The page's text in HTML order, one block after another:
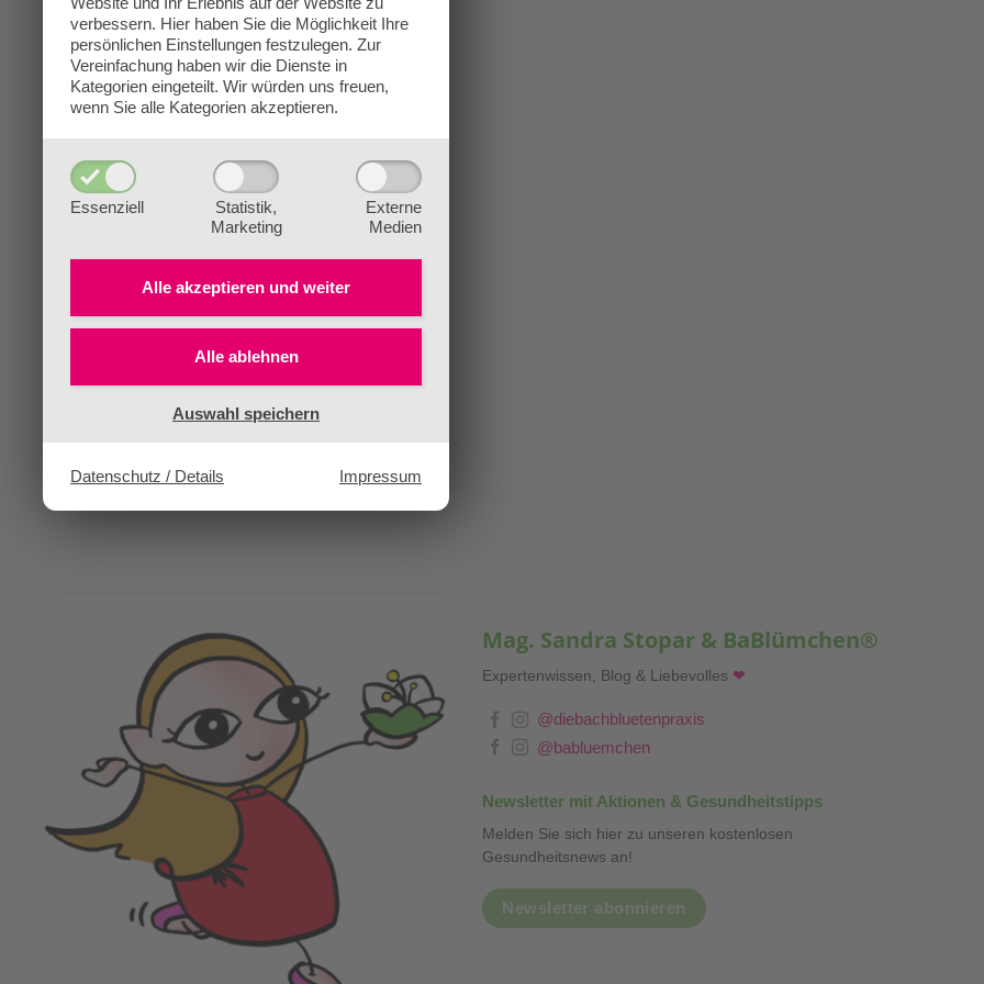
verbessern. Hier haben Sie die Möglichkeit Ihre
persönlichen Einstellungen festzulegen. Zur
Vereinfachung haben wir die Dienste in
Kategorien eingeteilt. Wir würden uns freuen,
wenn Sie alle Kategorien akzeptieren.
Essenziell
Statistik,
Marketing
Externe
Medien
Alle akzeptieren und weiter
Alle ablehnen
Auswahl speichern
Datenschutz / Details Impressum
Mag. Sandra Stopar & BaBlümchen®
Expertenwissen, Blog & Liebevolles ❤
@diebachbluetenpraxis
@babluemchen
Newsletter mit Aktionen & Gesundheitstipps
Melden Sie sich hier zu unseren kostenlosen
Gesundheitsnews an!
Newsletter abonnieren